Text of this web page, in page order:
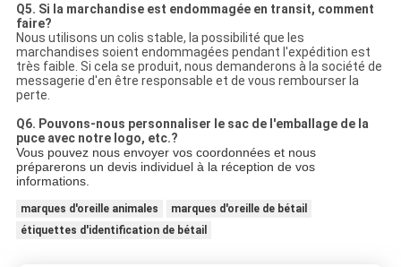
Q5. Si la marchandise est endommagée en transit, comment
faire?
Nous utilisons un colis stable, la possibilité que les
marchandises soient endommagées pendant l'expédition est
très faible. Si cela se produit, nous demanderons à la société de
messagerie d'en être responsable et de vous rembourser la
perte.
Q6. Pouvons-nous personnaliser le sac de l'emballage de la
puce avec notre logo, etc.?
Vous pouvez nous envoyer vos coordonnées et nous
préparerons un devis individuel à la réception de vos
informations.
marques d'oreille animales
marques d'oreille de bétail
étiquettes d'identification de bétail